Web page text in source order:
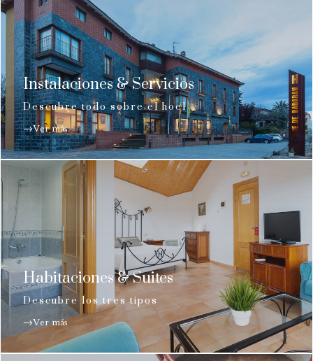
Instalaciones & Servicios
Descubre todo sobre el hoel
→Ver más
Habitaciones & Suites
Descubre los tres tipos
→Ver más